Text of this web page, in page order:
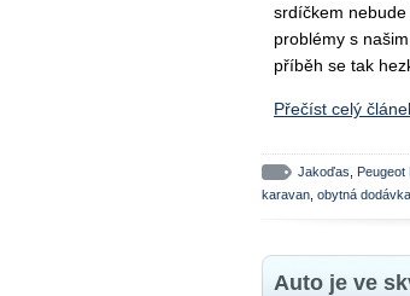
srdíčkem
problémy s
příběh se tak
Přečíst celý
Jakoďas Peugeot
karavan obytná dodávka
Auto je ve